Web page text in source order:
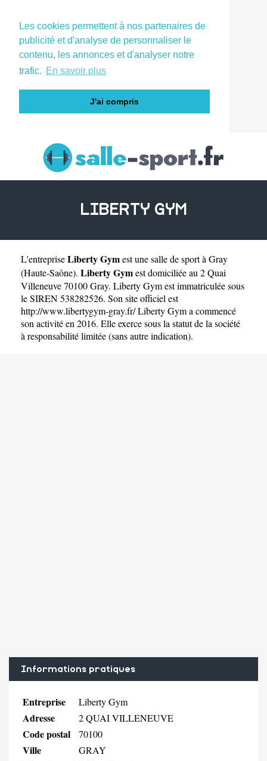
Les cookies permettent à nos partenaires de
publicité et d'analyse de personnaliser le
contenu, les annonces et d'analyser notre
trafic. En savoir plus
J'ai compris
LIBERTY GYM
L'entrepriseLiberty Gymest unesalle de sport à Gray
(Haute-Saône). Liberty Gymest domiciliée au 2 Quai
Villeneuve 70100 Gray. Liberty Gym est immatriculée sous
le SIREN 538282526. Son site officiel est
http://www.libertygym-gray.fr/Liberty Gym a commencé
son activité en 2016. Elle exerce sous la statut de la société
à responsabilité limitée (sans autre indication).
Informations pratiques
Entreprise Liberty Gym
Adresse 2 QUAI VILLENEUVE
Code postal 70100
Ville GRAY